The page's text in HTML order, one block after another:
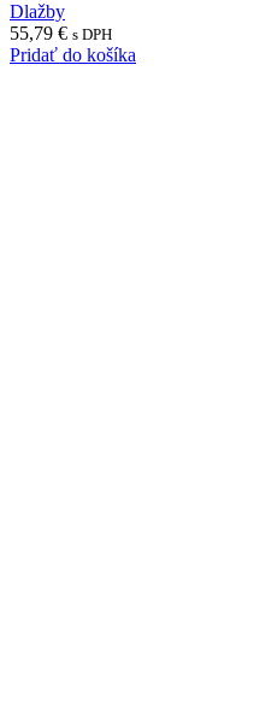
Dlažby
55,79 € s DPH
Pridať do košíka